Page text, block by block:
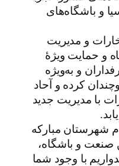
و باشگاه‌های
و مدیریت
و حمایت ویژۀ
و به‌ویژه
کرده و آحاد
با مدیریت جدید
شهرستان مبارکه
صنعت و باشگاه،
با وجود شما